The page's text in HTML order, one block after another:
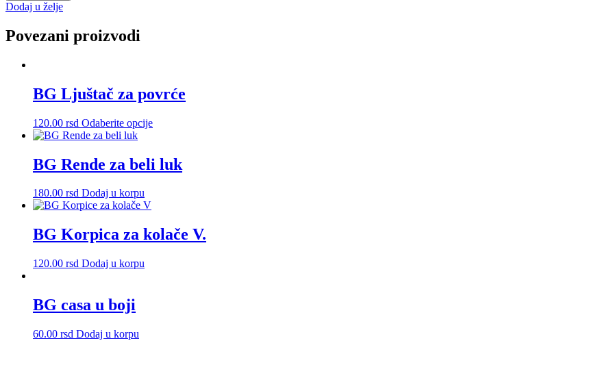
Dodaj u želje
Povezani proizvodi
BG Ljuštač za povrće
120.00 rsd Odaberite opcijeOvaj
više
varijanti.
na
stranici
BG Rende za beli luk
180.00 rsd Dodaj u korpu
BG Korpica za kolače V.
120.00 rsd Dodaj u korpu
BG casa u boji
60.00 rsd Dodaj u korpu